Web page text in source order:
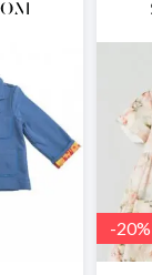
-20%